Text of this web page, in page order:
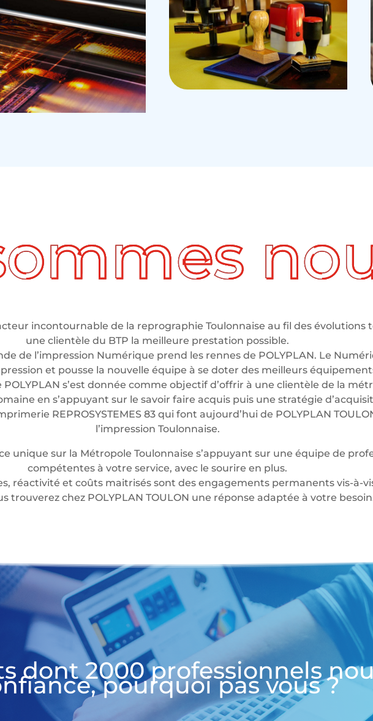
incontournable de la reprographie Toulonnaise au fil des
une clientèle du BTP la meilleure prestation possible.
de l’impression Numérique prend les rennes de POLYPLAN. Le
et pousse la nouvelle équipe à se doter des meilleurs
s’est donnée comme objectif d’offrir à une clientèle de la
en s’appuyant sur le savoir faire acquis puis une stratégie
REPROSYSTEMES 83 qui font aujourd’hui de POLYPLAN
l’impression Toulonnaise.
unique sur la Métropole Toulonnaise s’appuyant sur une équipe de
compétentes à votre service, avec le sourire en plus.
réactivité et coûts maitrisés sont des engagements permanents vis-à-
trouverez chez POLYPLAN TOULON une réponse adaptée à votre
dont 2000 professionnels
pourquoi pas vous ?